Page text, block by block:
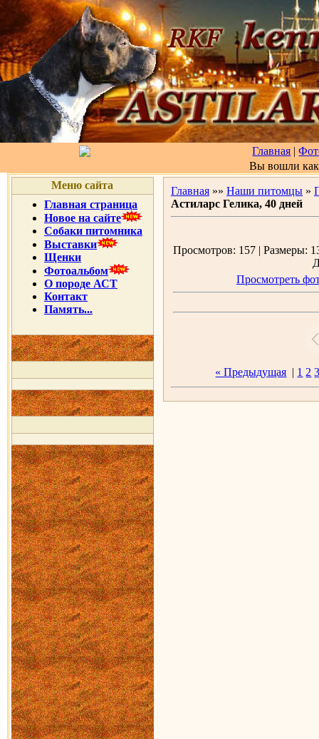
Главная |
Вы вошли
Меню сайта
Главная страница
Новое на сайте
Собаки питомника
Выставки
Щенки
Фотоальбом
О породе АСТ
Контакт
Память...
Главная »» Наши питомцы »
Астиларс Гелика, 40 дней
Просмотров: 157 | Размеры:
Просмотреть
« Предыдущая | 1 2